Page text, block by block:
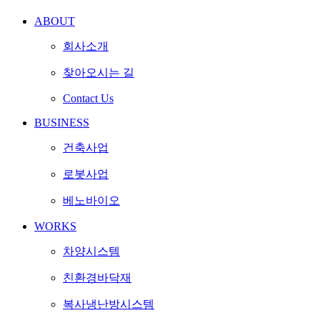
ABOUT
회사소개
찾아오시는 길
Contact Us
BUSINESS
건축사업
로봇사업
베노바이오
WORKS
차양시스템
친환경바닥재
복사냉난방시스템